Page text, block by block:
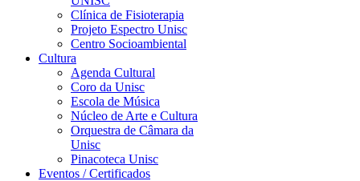
Clínica de Fisioterapia
Projeto Espectro Unisc
Centro Socioambiental
Cultura
Agenda Cultural
Coro da Unisc
Escola de Música
Núcleo de Arte e Cultura
Orquestra de Câmara da
Unisc
Pinacoteca Unisc
Eventos / Certificados